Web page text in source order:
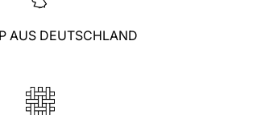
AUS DEUTSCHLAND